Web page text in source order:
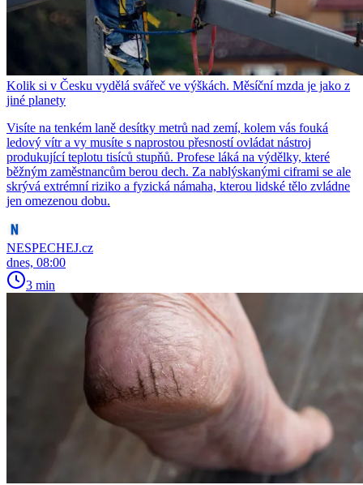
Kolik si v Česku vydělá svářeč ve výškách. Měsíční mzda je jako z
jiné planety
Visíte na tenkém laně desítky metrů nad zemí, kolem vás fouká
ledový vítr a vy musíte s naprostou přesností ovládat nástroj
produkující teplotu tisíců stupňů. Profese láká na výdělky, které
běžným zaměstnancům berou dech. Za nablýskanými ciframi se ale
skrývá extrémní riziko a fyzická námaha, kterou lidské tělo zvládne
jen omezenou dobu.
NESPECHEJ.cz
dnes, 08:00
3 min